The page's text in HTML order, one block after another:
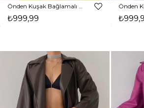
Önden Kuşak Bağlamalı Yarım Geniş Kol Maysa Kadın Yeşil Vegan Deri Kaban 23K000226
₺999,99